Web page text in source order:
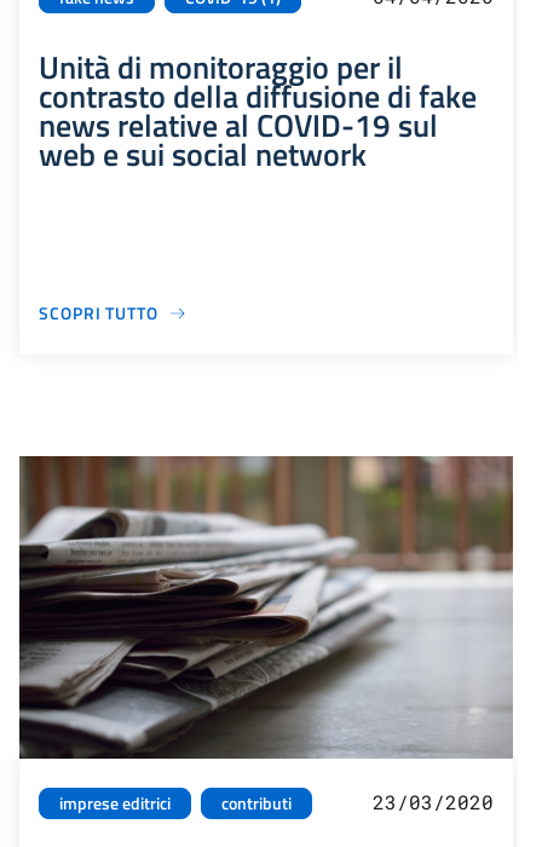
Unità di monitoraggio per il
contrasto della diffusione di fake
news relative al COVID-19 sul
web e sui social network
SCOPRI TUTTO
imprese editrici contributi 23/03/2020